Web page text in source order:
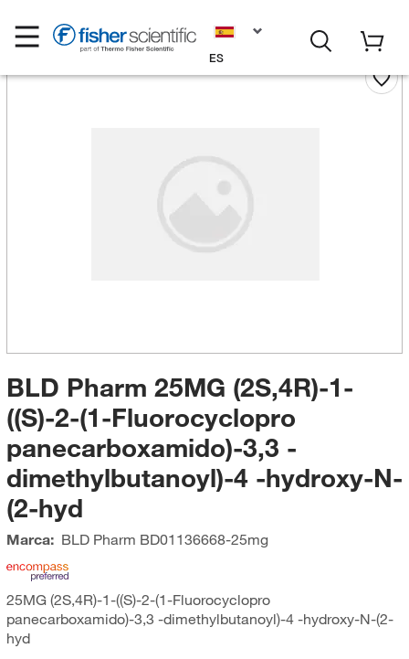
ES
BLD Pharm 25MG (2S,4R)-1-
((S)-2-(1-Fluorocyclopro
panecarboxamido)-3,3 -
dimethylbutanoyl)-4 -hydroxy-N-
(2-hyd
Marca: BLD Pharm BD01136668-25mg
25MG (2S,4R)-1-((S)-2-(1-Fluorocyclopro
panecarboxamido)-3,3 -dimethylbutanoyl)-4 -hydroxy-N-(2-
hyd